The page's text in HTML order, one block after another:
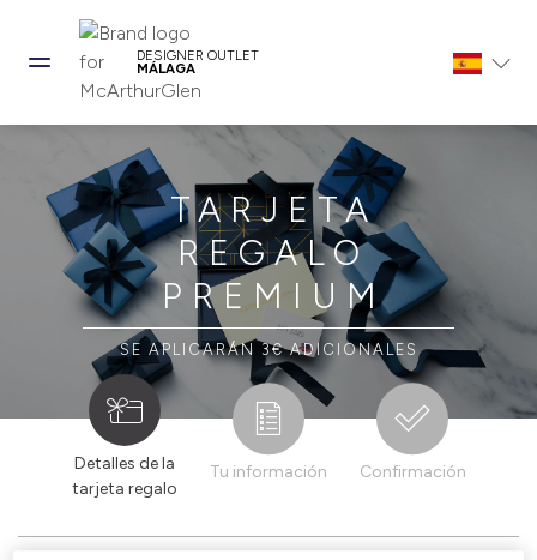
DESIGNER OUTLET
MÁLAGA
TARJETA
REGALO
PREMIUM
SE APLICARÁN 3€ ADICIONALES
Detalles de la
tarjeta regalo
Tu información Confirmación